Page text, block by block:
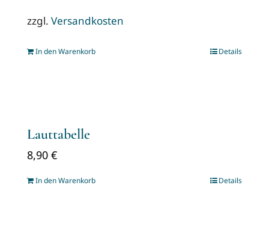
zzgl. Versandkosten
In den Warenkorb Details
Lauttabelle
8,90 €
In den Warenkorb Details